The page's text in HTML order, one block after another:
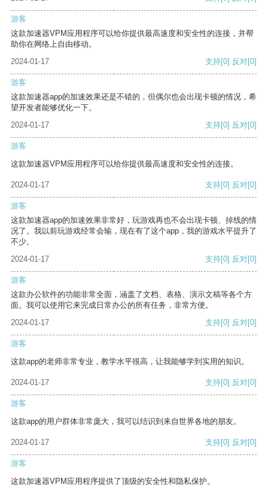
游客
这款加速器VPM应用程序可以给你提供最高速度和安全性的连接，并帮
助你在网络上自由移动。
2024-01-17
支持[0] 反对[0]
游客
这款加速器app的加速效果还是不错的，但偶尔也会出现卡顿的情况，希
望开发者能够优化一下。
2024-01-17
支持[0] 反对[0]
游客
这款加速器VPM应用程序可以给你提供最高速度和安全性的连接。
2024-01-17 支持[0] 反对[0]
游客
这款加速器app的加速效果非常好，玩游戏再也不会出现卡顿、掉线的情
况了。我以前玩游戏经常会输，现在有了这个app，我的游戏水平提升了
不少。
2024-01-17
支持[0] 反对[0]
游客
这款办公软件的功能非常全面，涵盖了文档、表格、演示文稿等各个方
面。我可以使用它来完成日常办公的所有任务，非常方便。
2024-01-17
支持[0] 反对[0]
游客
这款app的老师非常专业，教学水平很高，让我能够学到实用的知识。
2024-01-17 支持[0] 反对[0]
游客
这款app的用户群体非常庞大，我可以结识到来自世界各地的朋友。
2024-01-17 支持[0] 反对[0]
游客
这款加速器VPM应用程序提供了顶级的安全性和隐私保护。